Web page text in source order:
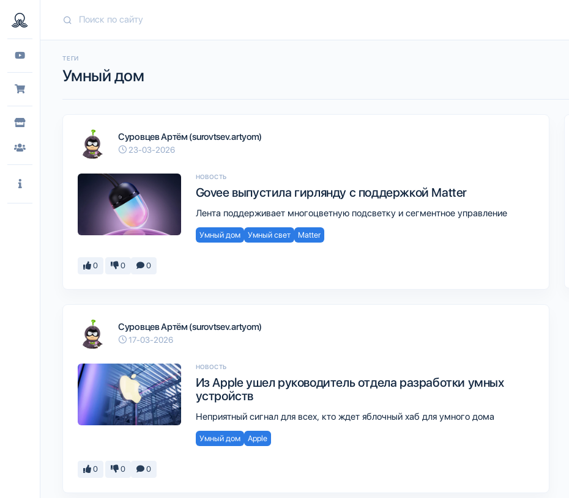
ТЕГИ
Умный дом
Суровцев Артём (surovtsev.artyom)
23-03-2026
НОВОСТЬ
Govee выпустила гирлянду с поддержкой Matter
Лента поддерживает многоцветную подсветку и сегментное управление
Умный дом Умный свет Matter
0 0 0
Суровцев Артём (surovtsev.artyom)
17-03-2026
НОВОСТЬ
Из Apple ушел руководитель отдела разработки умных
устройств
Неприятный сигнал для всех, кто ждет яблочный хаб для умного дома
Умный дом Apple
0 0 0